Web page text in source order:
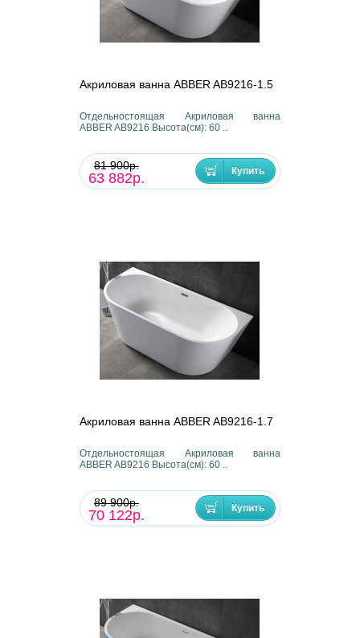
Акриловая ванна ABBER AB9216-1.5
Отдельностоящая Акриловая ванна
ABBER AB9216 Высота(см): 60 ..
81 900р.
63 882р.
Акриловая ванна ABBER AB9216-1.7
Отдельностоящая Акриловая ванна
ABBER AB9216 Высота(см): 60 ..
89 900р.
70 122р.